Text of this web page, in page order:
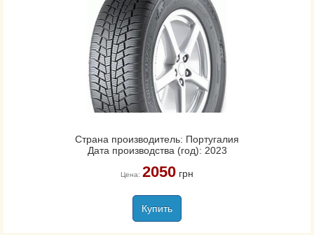
Страна производитель: Португалия
Дата производства (год): 2023
Цена: 2050грн
Купить